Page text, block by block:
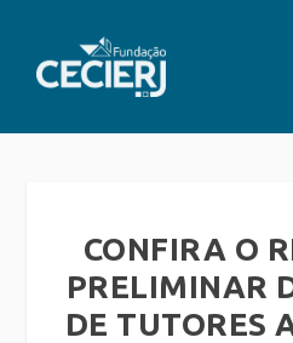
CONFIRA O
PRELIMINAR
DE TUTORES